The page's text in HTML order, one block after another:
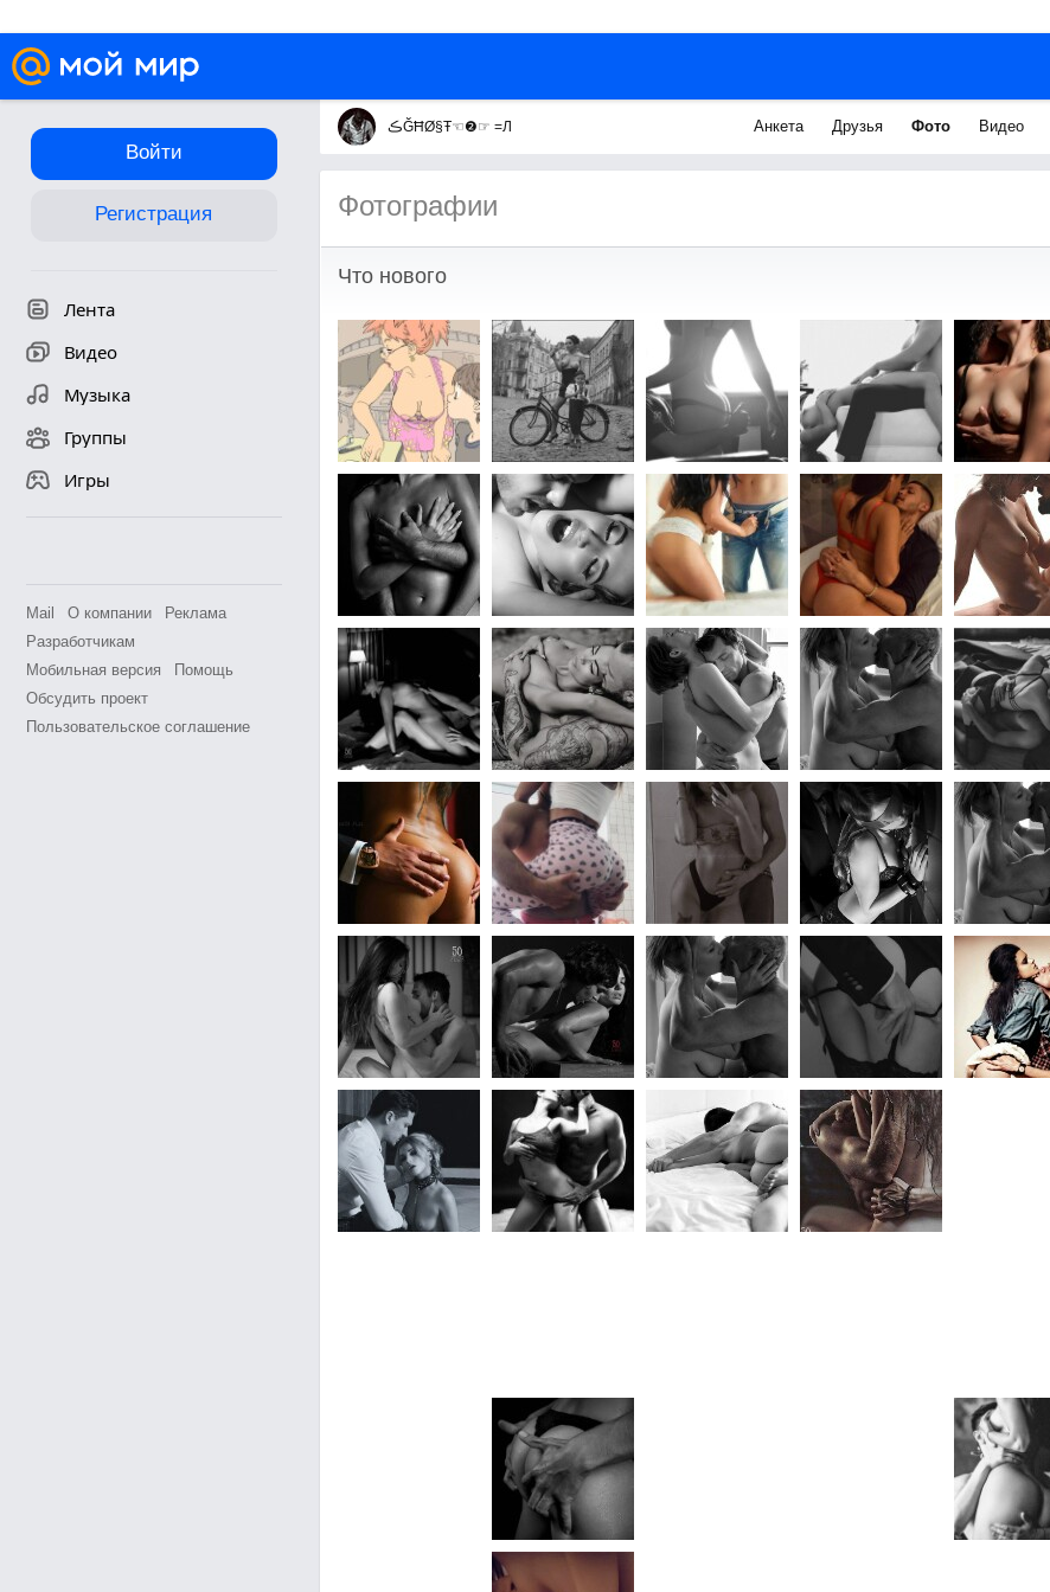
Войти
Регистрация
Лента
Видео
Музыка
Группы
Игры
Mail О компании
Реклама
Разработчикам
Мобильная версия
Помощь
Обсудить проект
Пользовательское соглашение
ڪĞĦØ§Ŧ☜❷☞ =Л Анкета Друзья Фото Видео
Фотографии
Что нового